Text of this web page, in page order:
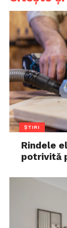
ȘTIRI
Rindele
potrivită